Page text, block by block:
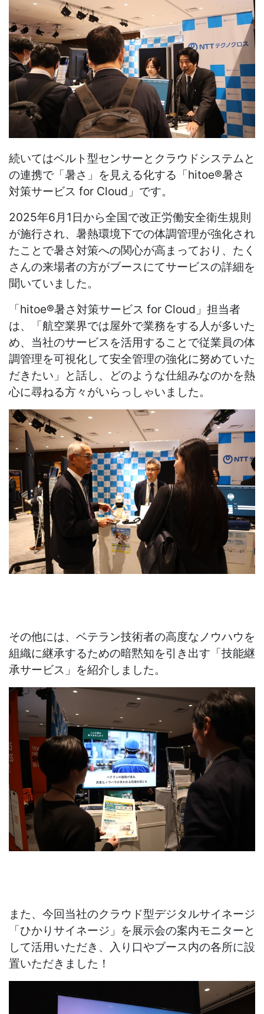
続いてはベルト型センサーとクラウドシステムと
の連携で「暑さ」を見える化する「hitoe®暑さ
対策サービス for Cloud 」です。
2025年6月 1 日から全国で改正労働安全衛生規則
が施行され、暑熱環境下での体調管理が強化され
たことで暑さ対策への関心が高まっており、たく
さんの来場者の方がブースにてサービスの詳細を
聞いていました。
「hitoe®暑さ対策サービス for Cloud 」担当者
は、「航空業界では屋外で業務をする人が多いた
め、当社のサービスを活用することで従業員の体
調管理を可視化して安全管理の強化に努めていた
だきたい」と話し、どのような仕組みなのかを熱
心に尋ねる方々がいらっしゃいました。
その他には、ベテラン技術者の高度なノウハウを
組織に継承するための暗黙知を引き出す「技能継
承サービス」を紹介しました。
また、今回当社のクラウド型デジタルサイネージ
「ひかりサイネージ」を展示会の案内モニターと
して活用いただき、入り口やブース内の各所に設
置いただきました！